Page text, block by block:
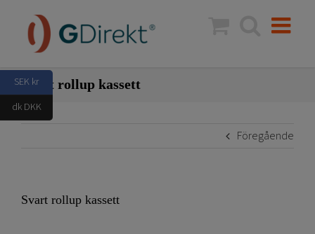
innehållet
Svart rollup kassett
Föregående
Svart rollup kassett
SEK kr
dk DKK